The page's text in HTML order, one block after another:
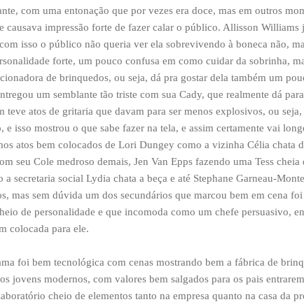
com uma entonação que por vezes era doce, mas em outros
causava impressão forte de fazer calar o público. Allisson Williams
isso o público não queria ver ela sobrevivendo à boneca não,
forte, um pouco confusa em como cuidar da sobrinha,
de brinquedos, ou seja, dá pra gostar dela também um
um semblante tão triste com sua Cady, que realmente dá
teve atos de gritaria que davam para ser menos explosivos, ou
e isso mostrou o que sabe fazer na tela, e assim certamente vai
atos bem colocados de Lori Dungey como a vizinha Célia chata
seu Cole medroso demais, Jen Van Epps fazendo uma Tess
a secretaria social Lydia chata a beça e até Stephane Garneau-
mas sem dúvida um dos secundários que marcou bem em cena
de personalidade e que incomoda como um chefe persuasivo,
colocada para ele.
foi bem tecnológica com cenas mostrando bem a fábrica de
jovens modernos, com valores bem salgados para os pais
cheio de elementos tanto na empresa quanto na casa da